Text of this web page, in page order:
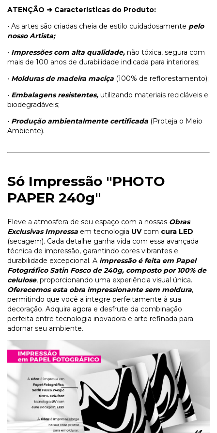
ATENÇÃO ➜ Características do Produto:
• As artes são criadas cheia de estilo cuidadosamente pelo
nosso Artista;
• Impressões com alta qualidade, não tóxica, segura com
mais de 100 anos de durabilidade indicada para interiores;
• Molduras de madeira maciça (100% de reflorestamento);
• Embalagens resistentes, utilizando materiais recicláveis e
biodegradáveis;
• Produção ambientalmente certificada (Proteja o Meio
Ambiente).
Só Impressão "PHOTO
PAPER 240g"
Eleve a atmosfera de seu espaço com a nossas Obras
Exclusivas Impressa em tecnologia UVcom cura LED
(secagem). Cada detalhe ganha vida com essa avançada
técnica de impressão, garantindo cores vibrantes e
durabilidade excepcional. A impressão é feita em Papel
Fotográfico Satin Fosco de 240g, composto por 100% de
celulose, proporcionando uma experiência visual única.
Oferecemos esta obra impressionante sem moldura,
permitindo que você a integre perfeitamente à sua
decoração. Adquira agora e desfrute da combinação
perfeita entre tecnologia inovadora e arte refinada para
adornar seu ambiente.